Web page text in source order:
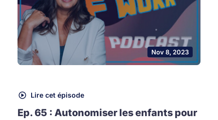
Nov 8, 2023
Lire cet épisode
Ep. 65 : Autonomiser les enfants pour